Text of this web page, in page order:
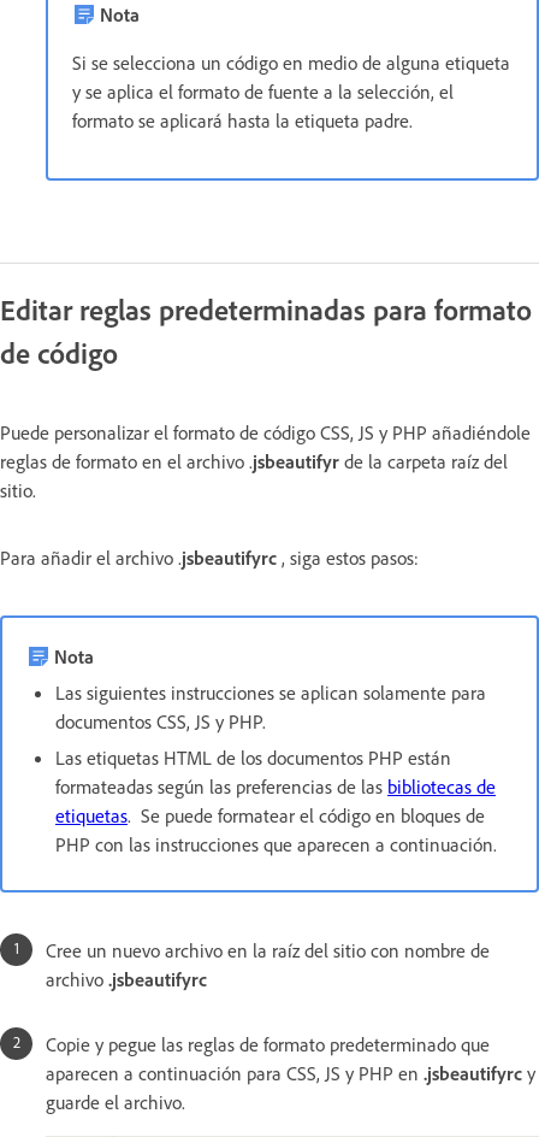
Nota
Si se selecciona un código en medio de alguna etiqueta
y se aplica el formato de fuente a la selección, el
formato se aplicará hasta la etiqueta padre.
Editar reglas predeterminadas para formato
de código
Puede personalizar el formato de código CSS, JS y PHP añadiéndole
reglas de formato en el archivo .jsbeautifyr de la carpeta raíz del
sitio.
Para añadir el archivo .jsbeautifyrc , siga estos pasos:
Nota
Las siguientes instrucciones se aplican solamente para
documentos CSS, JS y PHP.
Las etiquetas HTML de los documentos PHP están
formateadas según las preferencias de las bibliotecas de
etiquetas. Se puede formatear el código en bloques de
PHP con las instrucciones que aparecen a continuación.
Cree un nuevo archivo en la raíz del sitio con nombre de
archivo .jsbeautifyrc
Copie y pegue las reglas de formato predeterminado que
aparecen a continuación para CSS, JS y PHP en .jsbeautifyrc y
guarde el archivo.